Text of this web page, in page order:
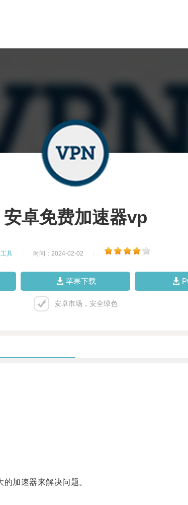
安卓免费加速器vp
工具 时间：2024-02-02
苹果下载
安卓市场，安全绿色
加速器来解决问题。